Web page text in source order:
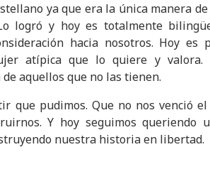
ya que era la única manera
logró y hoy es totalmente
hacia nosotros. Hoy
atípica que lo quiere y
aquellos que no las tienen.
que pudimos. Que no nos venció
Y hoy seguimos queriendo
nuestra historia en libertad.